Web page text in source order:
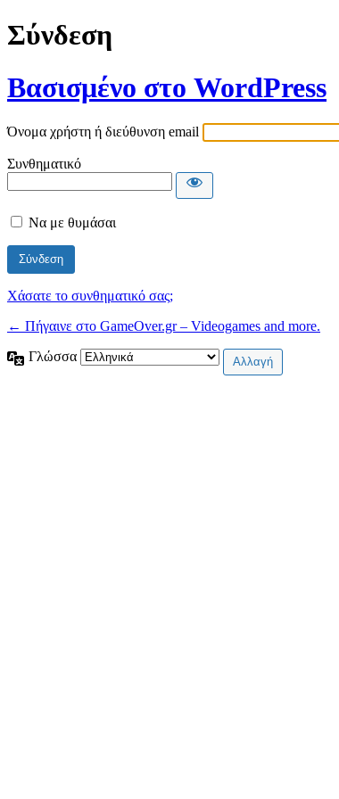
Σύνδεση
Βασισμένο στο WordPress
Όνομα χρήστη ή διεύθυνση email
Συνθηματικό
Να με θυμάσαι
Χάσατε το συνθηματικό σας;
← Πήγαινε στο GameOver.gr – Videogames and more.
Γλώσσα